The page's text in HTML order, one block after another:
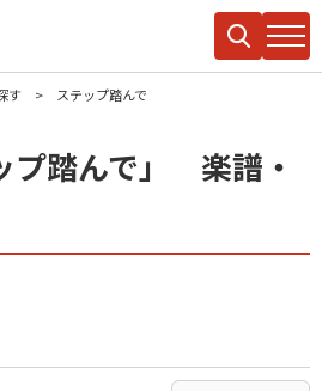
す ステップ踏んで
プ踏んで」 楽譜・